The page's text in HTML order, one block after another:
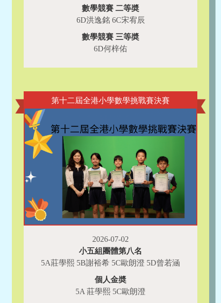
數學競賽 二等奬
6D洪逸銘 6C宋宥辰
數學競賽 三等奬
6D何梓佑
第十二屆全港小學數學挑戰賽決賽
2026-07-02
小五組團體第八名
5A莊學熙 5B謝裕希 5C歐朗澄 5D曾若涵
個人金奬
5A 莊學熙 5C歐朗澄